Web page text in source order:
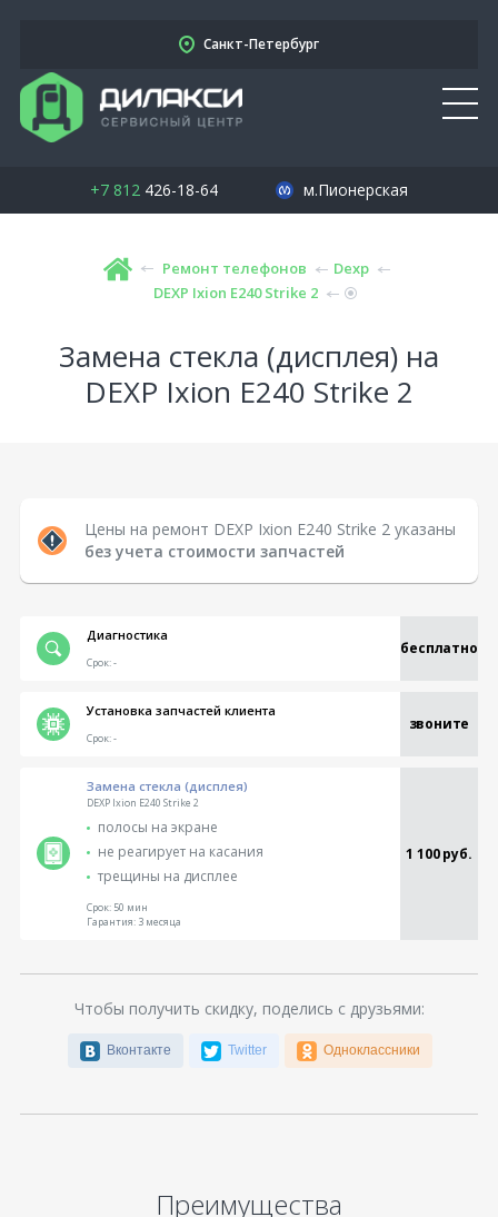
Санкт-Петербург
+7 812426-18-64 м.Пионерская
Ремонт телефонов
Dexp
DEXP Ixion E240 Strike 2
Замена стекла (дисплея) на
DEXP Ixion E240 Strike 2
Цены на ремонт DEXP Ixion E240 Strike 2 указаны
без учета стоимости запчастей
Диагностика
бесплатно
Срок:-
Установка запчастей клиента
звоните
Срок:-
Замена стекла (дисплея)
DEXP Ixion E240 Strike 2
полосы на экране
не реагирует на касания
трещины на дисплее
1 100 руб.
Срок:50 мин
Гарантия:3 месяца
Чтобы получить скидку, поделись с друзьями:
Вконтакте Twitter Одноклассники
Преимущества